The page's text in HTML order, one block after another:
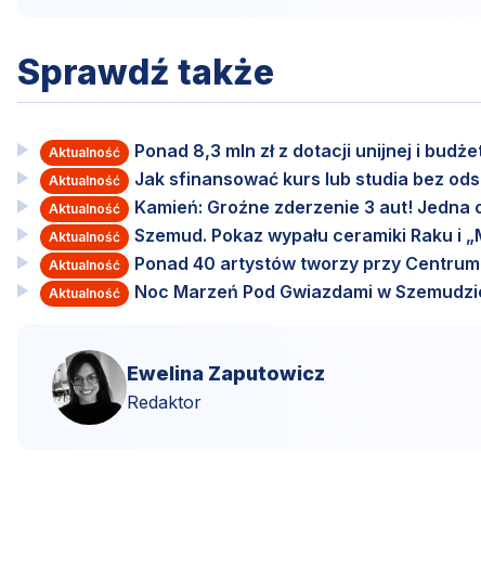
Sprawdź także
Aktualność Ponad 8,3 mln zł z dotacji unijnej i
Aktualność Jak sfinansować kurs lub studia bez
Aktualność Kamień: Groźne zderzenie 3 aut! Jedna
Aktualność Szemud. Pokaz wypału ceramiki Raku i
Aktualność Ponad 40 artystów tworzy przy
Aktualność Noc Marzeń Pod Gwiazdami w
Ewelina Zaputowicz
Redaktor